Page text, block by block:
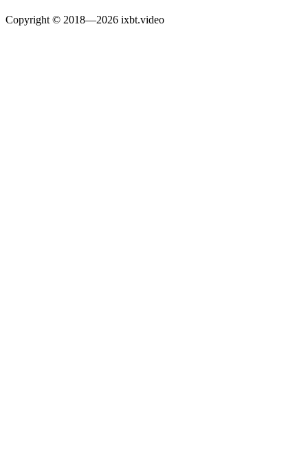
Copyright © 2018—2026 ixbt.video